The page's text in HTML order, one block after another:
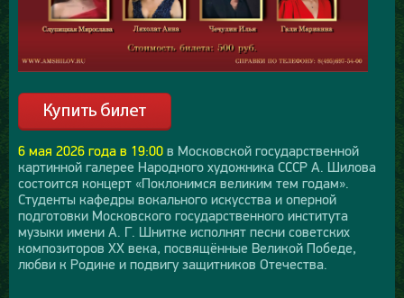
6 мая 2026 года в 19:00 в Московской государственной
картинной галерее Народного художника СССР А. Шилова
состоится концерт «Поклонимся великим тем годам».
Студенты кафедры вокального искусства и оперной
подготовки Московского государственного института
музыки имени А. Г. Шнитке исполнят песни советских
композиторов XX века, посвящённые Великой Победе,
любви к Родине и подвигу защитников Отечества.